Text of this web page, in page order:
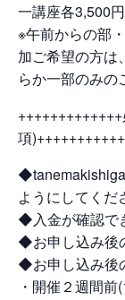
一講座各3,500円
※午前からの部
加ご希望の方は
らか一部のみの
項
ようにしてくだ
◆入金が確認で
◆お申し込み後
◆お申し込み後
・開催２週間